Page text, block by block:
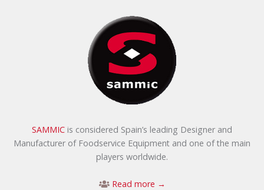
SAMMIC is considered Spain’s leading Designer and
Manufacturer of Foodservice Equipment and one of the main
players worldwide.
Read more →